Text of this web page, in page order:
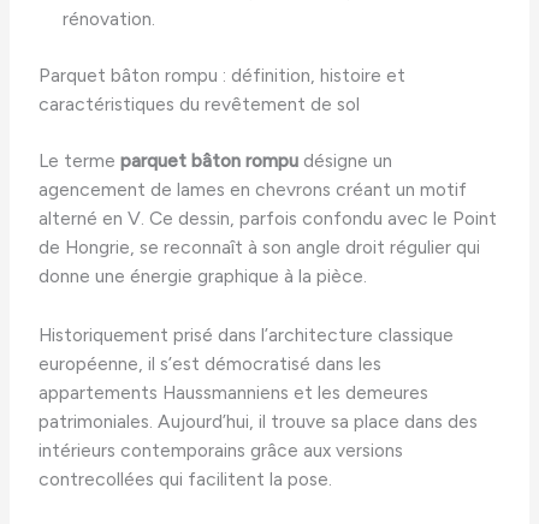
rénovation.
Parquet bâton rompu : définition, histoire et
caractéristiques du revêtement de sol
Le termeparquet bâton rompu désigne un
agencement de lames en chevrons créant un motif
alterné en V. Ce dessin, parfois confondu avec le Point
de Hongrie, se reconnaît à son angle droit régulier qui
donne une énergie graphique à la pièce.
Historiquement prisé dans l’architecture classique
européenne, il s’est démocratisé dans les
appartements Haussmanniens et les demeures
patrimoniales. Aujourd’hui, il trouve sa place dans des
intérieurs contemporains grâce aux versions
contrecollées qui facilitent la pose.